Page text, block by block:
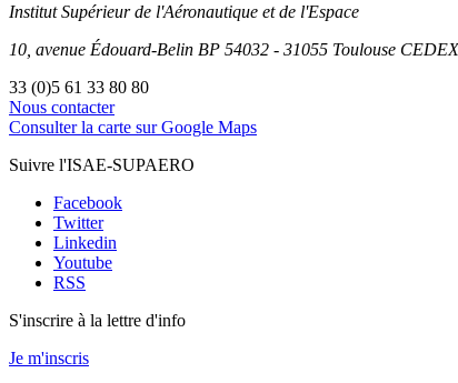
Institut Supérieur de l'Aéronautique et de l'Espace
10, avenue Édouard-Belin BP 54032 - 31055 Toulouse
33 (0)5 61 33 80 80
Nous contacter
Consulter la carte sur Google Maps
Suivre l'ISAE-SUPAERO
Facebook
Twitter
Linkedin
Youtube
RSS
S'inscrire à la lettre d'info
Je m'inscris